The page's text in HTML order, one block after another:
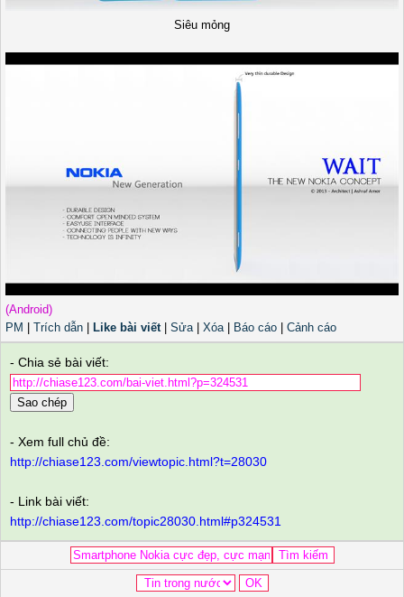
Siêu mỏng
(Android)
PM
Trích dẫn Like bài viết Sửa Xóa Báo cáo Cảnh cáo
- Chia sẻ bài viết:
Sao chép
- Xem full chủ đề:
http://chiase123.com/viewtopic.html?t=28030
- Link bài viết:
http://chiase123.com/topic28030.html#p324531